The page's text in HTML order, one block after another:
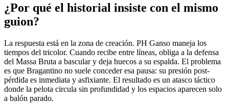
¿Por qué el historial insiste con el mismo
guion?
La respuesta está en la zona de creación. PH Ganso maneja los
tiempos del tricolor. Cuando recibe entre líneas, obliga a la defensa
del Massa Bruta a bascular y deja huecos a su espalda. El problema
es que Bragantino no suele conceder esa pausa: su presión post-
pérdida es inmediata y asfixiante. El resultado es un atasco táctico
donde la pelota circula sin profundidad y los espacios aparecen solo
a balón parado.